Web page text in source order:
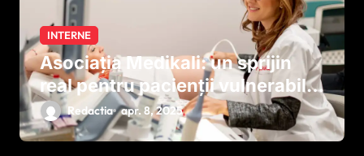
INTERNE
Asociația Medikali: un sprijin
real pentru pacienții vulnerabili
din România
Redactia apr. 8, 2025